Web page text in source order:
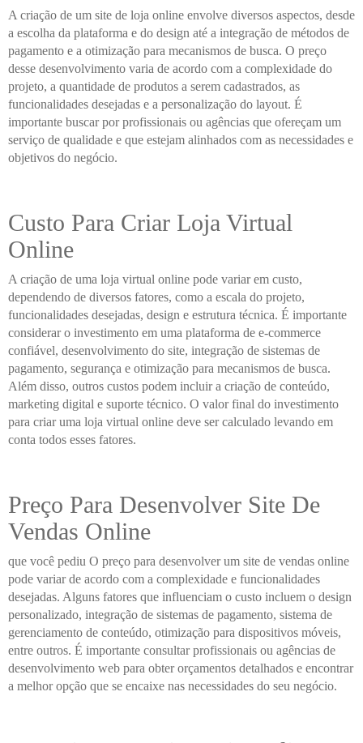
A criação de um site de loja online envolve diversos aspectos, desde
a escolha da plataforma e do design até a integração de métodos de
pagamento e a otimização para mecanismos de busca. O preço
desse desenvolvimento varia de acordo com a complexidade do
projeto, a quantidade de produtos a serem cadastrados, as
funcionalidades desejadas e a personalização do layout. É
importante buscar por profissionais ou agências que ofereçam um
serviço de qualidade e que estejam alinhados com as necessidades e
objetivos do negócio.
Custo Para Criar Loja Virtual
Online
A criação de uma loja virtual online pode variar em custo,
dependendo de diversos fatores, como a escala do projeto,
funcionalidades desejadas, design e estrutura técnica. É importante
considerar o investimento em uma plataforma de e-commerce
confiável, desenvolvimento do site, integração de sistemas de
pagamento, segurança e otimização para mecanismos de busca.
Além disso, outros custos podem incluir a criação de conteúdo,
marketing digital e suporte técnico. O valor final do investimento
para criar uma loja virtual online deve ser calculado levando em
conta todos esses fatores.
Preço Para Desenvolver Site De
Vendas Online
que você pediu O preço para desenvolver um site de vendas online
pode variar de acordo com a complexidade e funcionalidades
desejadas. Alguns fatores que influenciam o custo incluem o design
personalizado, integração de sistemas de pagamento, sistema de
gerenciamento de conteúdo, otimização para dispositivos móveis,
entre outros. É importante consultar profissionais ou agências de
desenvolvimento web para obter orçamentos detalhados e encontrar
a melhor opção que se encaixe nas necessidades do seu negócio.